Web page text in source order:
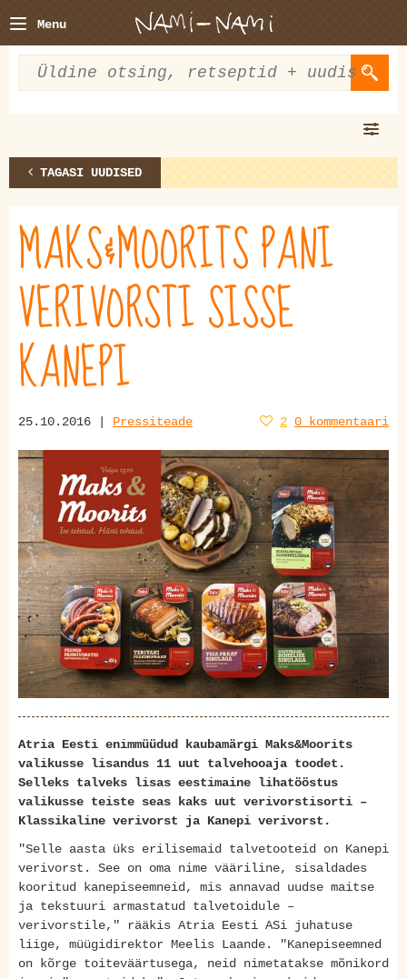
Menu
TAGASI UUDISED
MAKS&MOORITS PANI
VERIVORSTI SISSE
KANEPI
25.10.2016 | Pressiteade 2 0 kommentaari
Atria Eesti enimmüüdud kaubamärgi Maks&Moorits
valikusse lisandus 11 uut talvehooaja toodet.
Selleks talveks lisas eestimaine lihatööstus
valikusse teiste seas kaks uut verivorstisorti –
Klassikaline verivorst ja Kanepi verivorst.
"Selle aasta üks erilisemaid talvetooteid on Kanepi
verivorst. See on oma nime vääriline, sisaldades
kooritud kanepiseemneid, mis annavad uudse maitse
ja tekstuuri armastatud talvetoidule –
verivorstile," rääkis Atria Eesti ASi juhatuse
liige, müügidirektor Meelis Laande. "Kanepiseemned
on kõrge toiteväärtusega, neid nimetatakse mõnikord